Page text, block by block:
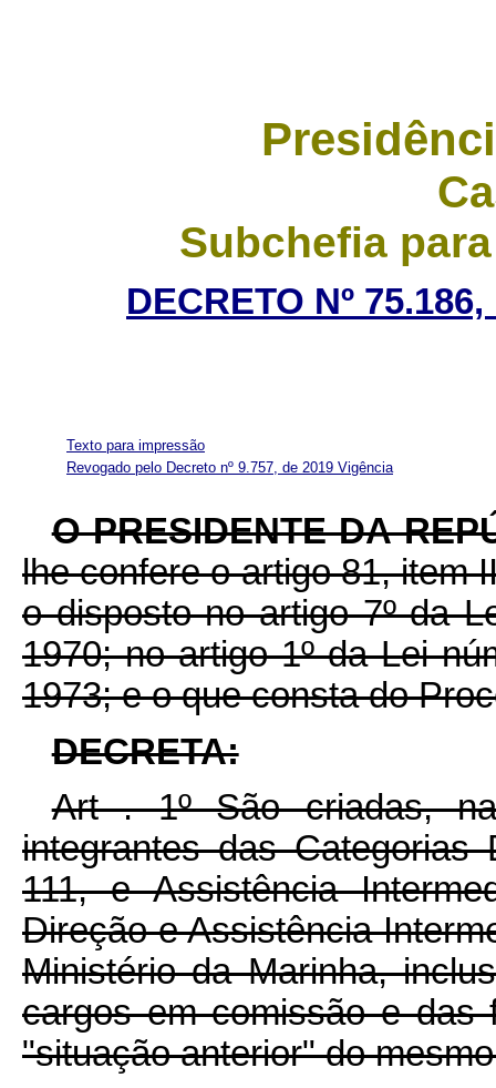
Subchefia
DECRETO Nº
Texto para impressão
Revogado pelo Decreto nº 9.757, de 2019 Vigência
O PRESIDENTE DA
lhe confere o artigo 81, item
o disposto no artigo 7º da
1970; no artigo 1º da Lei
1973; e o que consta do
DECRETA:
Art . 1º São criadas,
integrantes das Categorias
111, e Assistência
Direção e Assistência
Ministério da Marinha,
cargos em comissão e das
"situação anterior" do